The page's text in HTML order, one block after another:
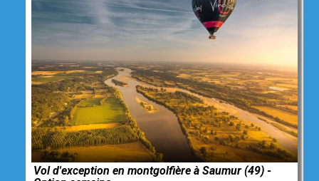
Vol d'exception en montgolfière à Saumur (49) -